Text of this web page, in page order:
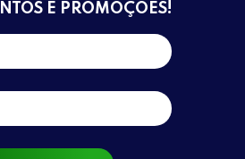
E PROMOÇÕES!